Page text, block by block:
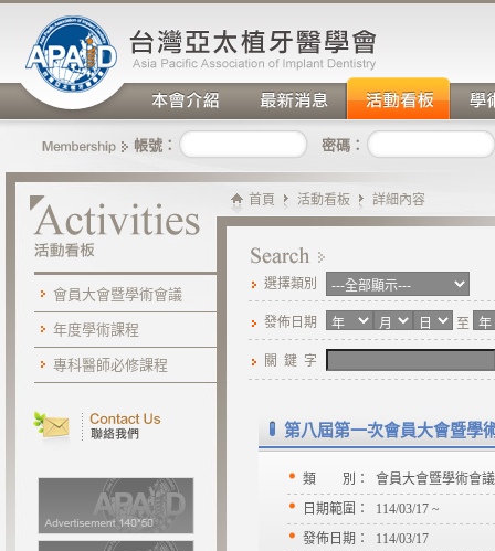
帳號： 密碼：
會員大會暨學術會議
年度學術課程
專科醫師必修課程
首頁 活動看板 詳細內容
選擇類別
發佈日期 至
關 鍵 字
第八屆第一次會員大會暨學
類 別：
會員大會暨學術會議
日期範圍：
114/03/17 ~
發佈日期：
114/03/17